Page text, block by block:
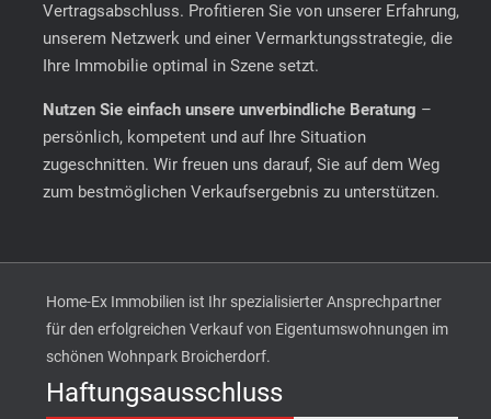
Vertragsabschluss. Profitieren Sie von unserer Erfahrung,
unserem Netzwerk und einer Vermarktungsstrategie, die
Ihre Immobilie optimal in Szene setzt.
Nutzen Sie einfach unsere unverbindliche Beratung –
persönlich, kompetent und auf Ihre Situation
zugeschnitten. Wir freuen uns darauf, Sie auf dem Weg
zum bestmöglichen Verkaufsergebnis zu unterstützen.
Home-Ex Immobilien ist Ihr spezialisierter Ansprechpartner
für den erfolgreichen Verkauf von Eigentumswohnungen im
schönen Wohnpark Broicherdorf.
Haftungsausschluss